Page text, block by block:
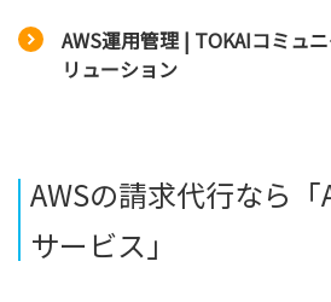
AWS運用管理 | TOKAIコミュ
リューション
AWSの請求代行なら「
サービス」